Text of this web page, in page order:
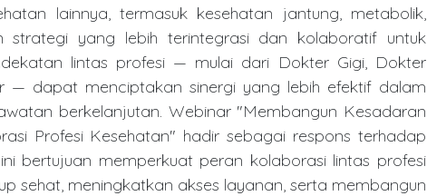
lainnya, termasuk kesehatan jantung, metabolik,
strategi yang lebih terintegrasi dan kolaboratif untuk
lintas profesi — mulai dari Dokter Gigi, Dokter
— dapat menciptakan sinergi yang lebih efektif dalam
berkelanjutan. Webinar "Membangun Kesadaran
Profesi Kesehatan" hadir sebagai respons terhadap
bertujuan memperkuat peran kolaborasi lintas profesi
sehat, meningkatkan akses layanan, serta membangun